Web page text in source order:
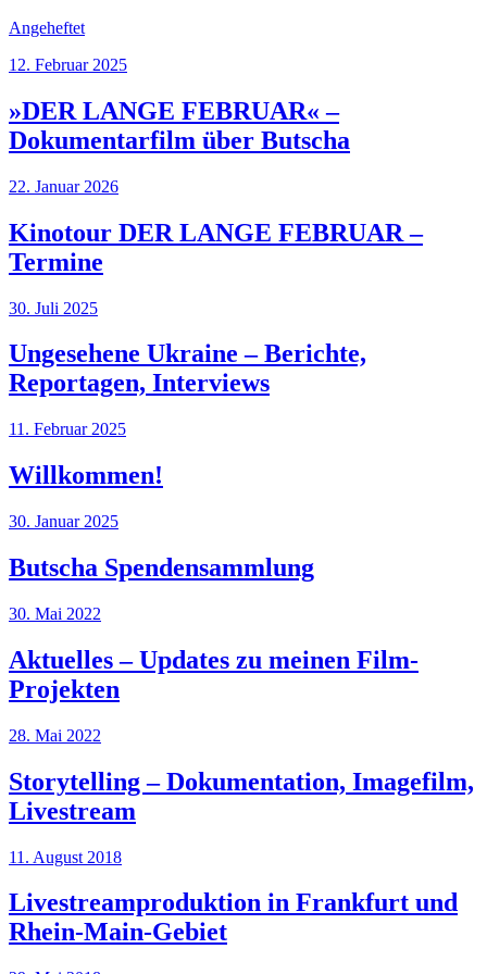
Angeheftet
12. Februar 2025
»DER LANGE FEBRUAR« –
Dokumentarfilm über Butscha
22. Januar 2026
Kinotour DER LANGE FEBRUAR –
Termine
30. Juli 2025
Ungesehene Ukraine – Berichte,
Reportagen, Interviews
11. Februar 2025
Willkommen!
30. Januar 2025
Butscha Spendensammlung
30. Mai 2022
Aktuelles – Updates zu meinen Film-
Projekten
28. Mai 2022
Storytelling – Dokumentation, Imagefilm,
Livestream
11. August 2018
Livestreamproduktion in Frankfurt und
Rhein-Main-Gebiet